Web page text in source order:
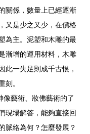
關係，數量上已經逐漸
又是少之又少，在價格
為主。泥塑和木雕的最
漸增的運用材料，木雕
此一失足則成千古恨，
刻。
藝術、妝佛藝術的了
現場解答，能夠直接回
脈絡為何？怎麼發展？